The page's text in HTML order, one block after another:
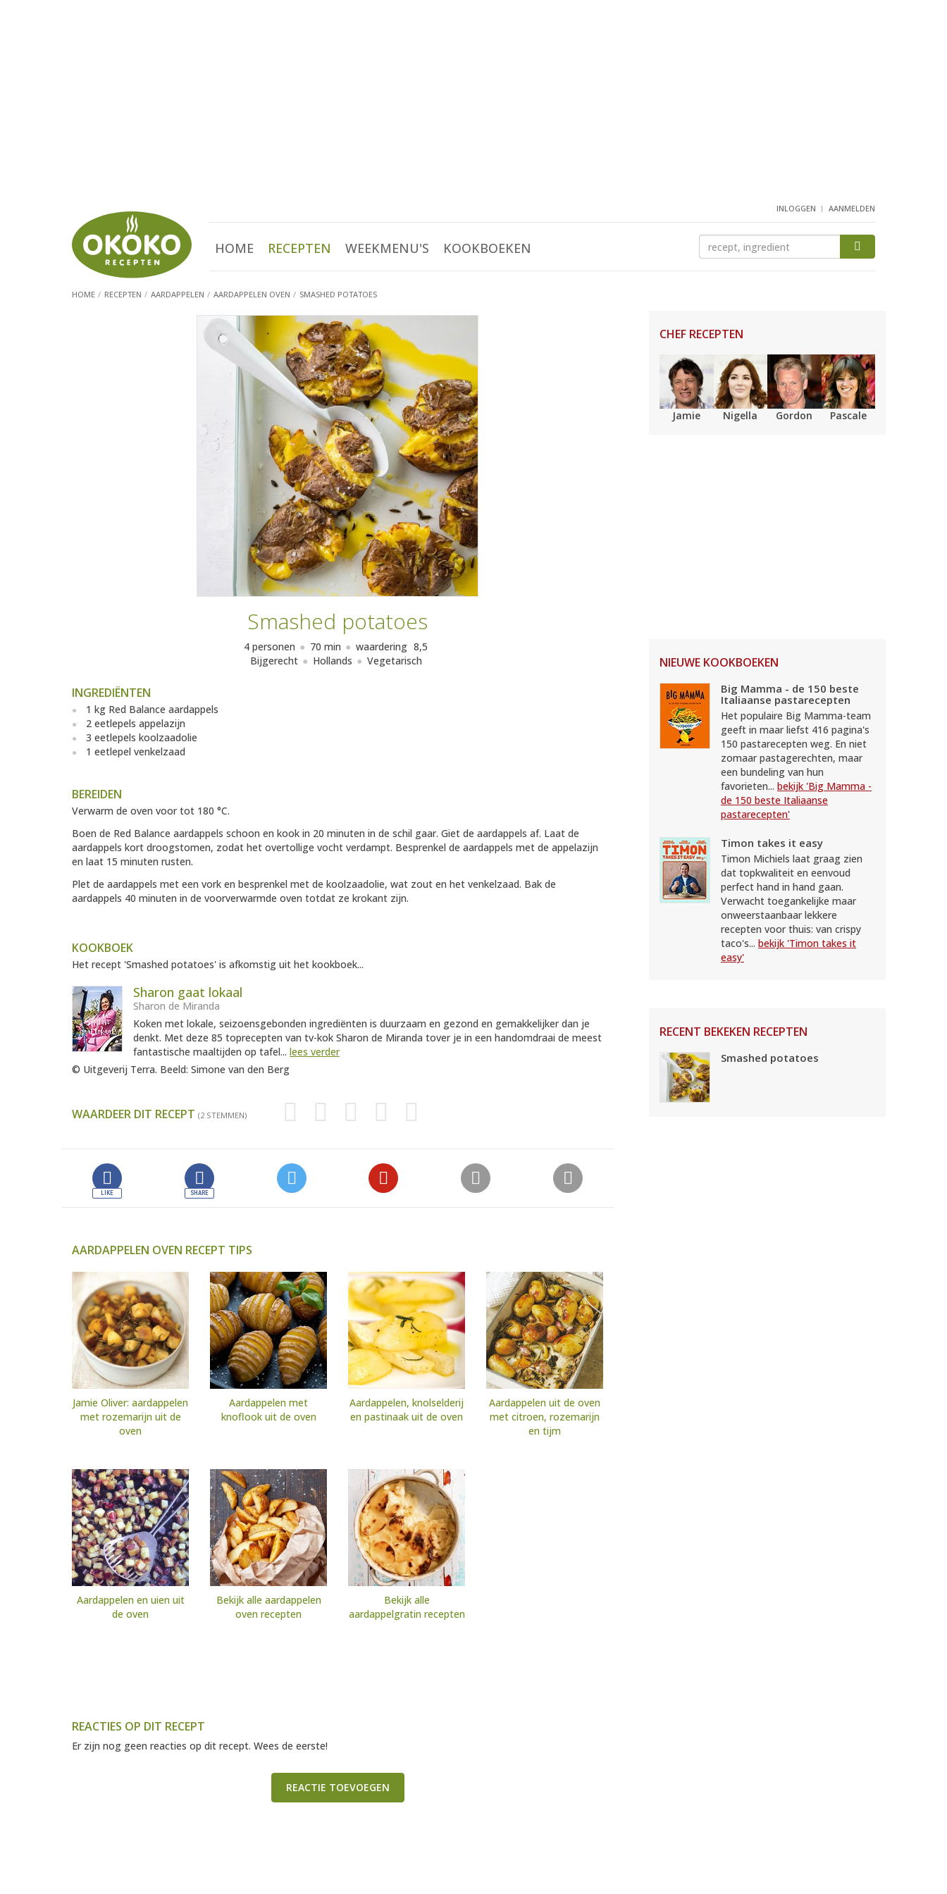
INLOGGEN AANMELDEN
HOME RECEPTEN WEEKMENU'S KOOKBOEKEN
HOME RECEPTEN AARDAPPELEN AARDAPPELEN OVEN SMASHED POTATOES
Smashed potatoes
4 personen 70 min waardering 8,5
Bijgerecht
Hollands Vegetarisch
INGREDIËNTEN
1 kg Red Balance aardappels
2 eetlepels appelazijn
3 eetlepels koolzaadolie
1 eetlepel venkelzaad
BEREIDEN
Verwarm de oven voor tot 180 °C.
Boen de Red Balance aardappels schoon en kook in 20 minuten in de schil gaar. Giet de aardappels af. Laat de
aardappels kort droogstomen, zodat het overtollige vocht verdampt. Besprenkel de aardappels met de appelazijn
en laat 15 minuten rusten.
Plet de aardappels met een vork en besprenkel met de koolzaadolie, wat zout en het venkelzaad. Bak de
aardappels 40 minuten in de voorverwarmde oven totdat ze krokant zijn.
KOOKBOEK
Het recept 'Smashed potatoes' is afkomstig uit het kookboek...
Sharon gaat lokaal
Sharon de Miranda
Koken met lokale, seizoensgebonden ingrediënten is duurzaam en gezond en gemakkelijker dan je
denkt. Met deze 85 toprecepten van tv-kok Sharon de Miranda tover je in een handomdraai de meest
fantastische maaltijden op tafel... lees verder
© Uitgeverij Terra. Beeld: Simone van den Berg
WAARDEER DIT RECEPT (2 STEMMEN)
AARDAPPELEN OVEN RECEPT TIPS
Jamie Oliver: aardappelen
met rozemarijn uit de
oven
Aardappelen met
knoflook uit de oven
Aardappelen, knolselderij
en pastinaak uit de oven
Aardappelen uit de oven
met citroen, rozemarijn
en tijm
Aardappelen en uien uit
de oven
Bekijk alle aardappelen
oven recepten
Bekijk alle
aardappelgratin recepten
REACTIES OP DIT RECEPT
Er zijn nog geen reacties op dit recept. Wees de eerste!
REACTIE TOEVOEGEN
CHEF RECEPTEN
Jamie Nigella Gordon Pascale
NIEUWE KOOKBOEKEN
Big Mamma - de 150 beste
Italiaanse pastarecepten
Het populaire Big Mamma-team
geeft in maar liefst 416 pagina's
150 pastarecepten weg. En niet
zomaar pastagerechten, maar
een bundeling van hun
favorieten... bekijk 'Big Mamma -
de 150 beste Italiaanse
pastarecepten'
Timon takes it easy
Timon Michiels laat graag zien
dat topkwaliteit en eenvoud
perfect hand in hand gaan.
Verwacht toegankelijke maar
onweerstaanbaar lekkere
recepten voor thuis: van crispy
taco's... bekijk 'Timon takes it
easy'
RECENT BEKEKEN RECEPTEN
Smashed potatoes